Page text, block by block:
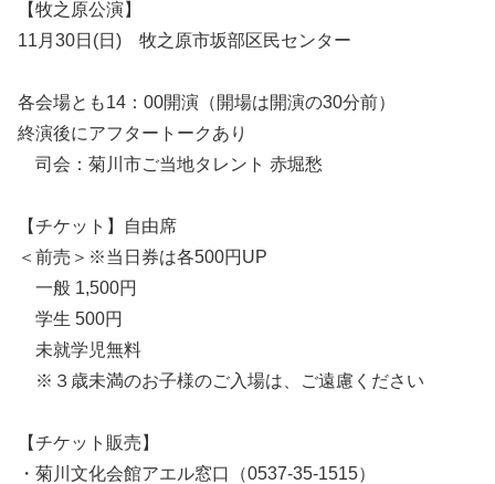
【牧之原公演】
11月30日(日) 牧之原市坂部区民センター
各会場とも14：00開演（開場は開演の30分前）
終演後にアフタートークあり
司会：菊川市ご当地タレント 赤堀愁
【チケット】自由席
＜前売＞※当日券は各500円UP
一般 1,500円
学生 500円
未就学児無料
※３歳未満のお子様のご入場は、ご遠慮ください
【チケット販売】
・菊川文化会館アエル窓口（0537-35-1515）